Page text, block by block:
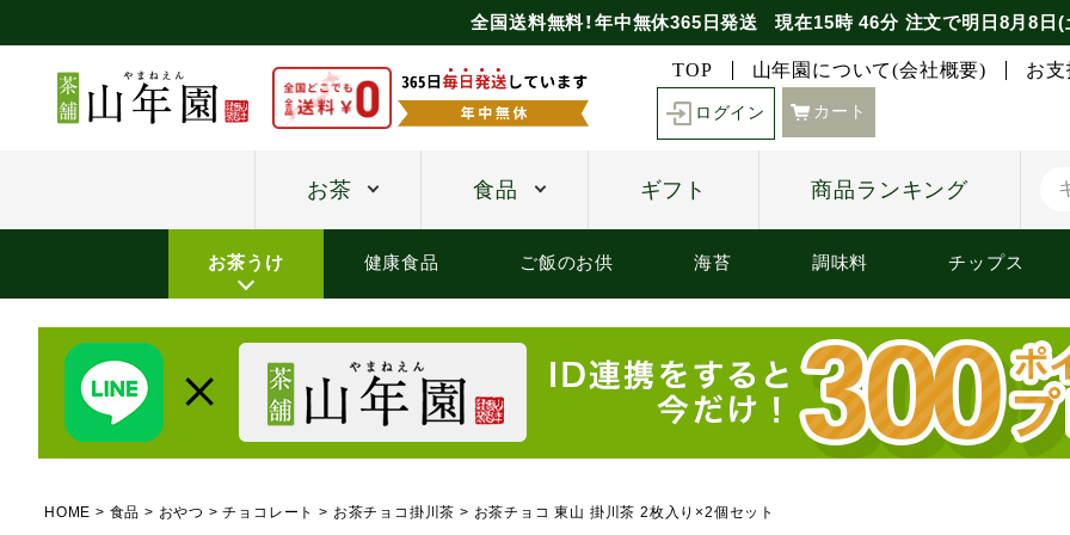
全国送料無料！年中無休365日発送 現在15時 46分注文で明日8月8日(
TOP 山年園について(会社概要) お
ログイン カート
お茶 食品 ギフト 商品ランキング
お茶うけ 健康食品 ご飯のお供 海苔 調味料 チップス
HOME 食品 おやつ チョコレート お茶チョコ掛川茶 お茶チョコ 東山 掛川茶 2枚入り×2個セット